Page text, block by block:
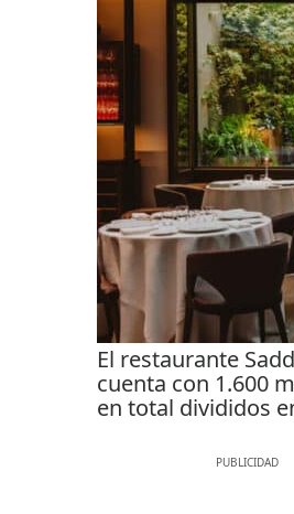
El restaurante
cuenta con 1.600
en total divididos